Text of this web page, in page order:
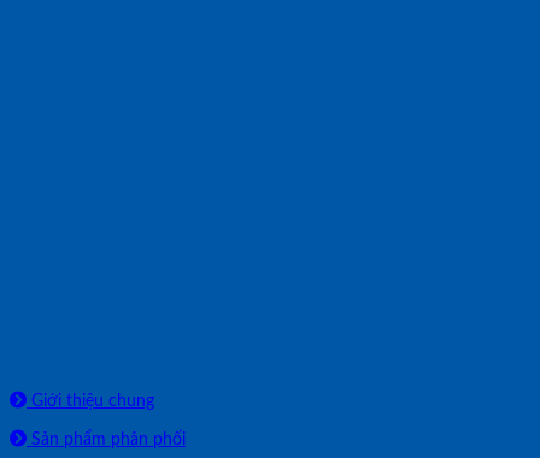
Giới thiệu chung
Sản phẩm phân phối